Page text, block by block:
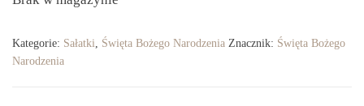
Kategorie: Sałatki Święta Bożego Narodzenia Znacznik: Święta Bożego
Narodzenia